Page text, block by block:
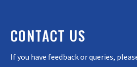
CONTACT US
If you have feedback or queries,